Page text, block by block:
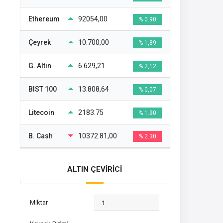
Ethereum 92054,00 % 0.90
Çeyrek 10.700,00 % 1,89
G. Altın 6.629,21 % 2,12
BIST 100 13.808,64 % 0,07
Litecoin 2183.75 % 1.90
B. Cash 10372.81,00 % 2.30
ALTIN ÇEVİRİCİ
Miktar